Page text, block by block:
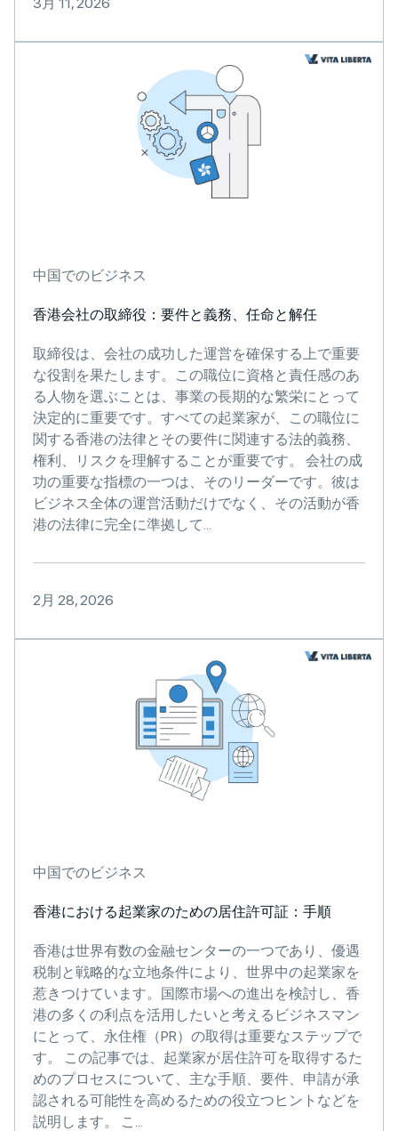
中国でのビジネス
香港会社の取締役：要件と義務、任命と解任
取締役は、会社の成功した運営を確保する上で重要
な役割を果たします。この職位に資格と責任感のあ
る人物を選ぶことは、事業の長期的な繁栄にとって
決定的に重要です。すべての起業家が、この職位に
関する香港の法律とその要件に関連する法的義務、
権利、リスクを理解することが重要です。 会社の成
功の重要な指標の一つは、そのリーダーです。彼は
ビジネス全体の運営活動だけでなく、その活動が香
港の法律に完全に準拠して...
2月 28, 2026
中国でのビジネス
香港における起業家のための居住許可証：手順
香港は世界有数の金融センターの一つであり、優遇
税制と戦略的な立地条件により、世界中の起業家を
惹きつけています。国際市場への進出を検討し、香
港の多くの利点を活用したいと考えるビジネスマン
にとって、永住権（PR）の取得は重要なステップで
す。 この記事では、起業家が居住許可を取得するた
めのプロセスについて、主な手順、要件、申請が承
認される可能性を高めるための役立つヒントなどを
説明します。 こ...